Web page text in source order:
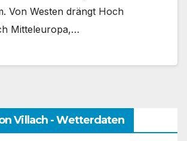
Von Westen drängt Hoch
Mitteleuropa,…
Villach - Wetterdaten